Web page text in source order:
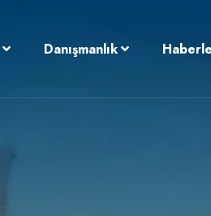
Danışmanlık